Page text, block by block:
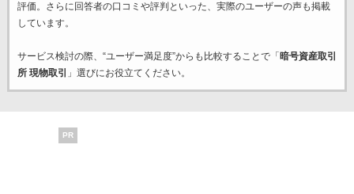
評価。さらに回答者の口コミや評判といった、実際のユーザーの声も掲載
しています。
サービス検討の際、“ユーザー満足度”からも比較することで「 暗号資産取引
所 現物取引
」選びにお役立てください。
PR